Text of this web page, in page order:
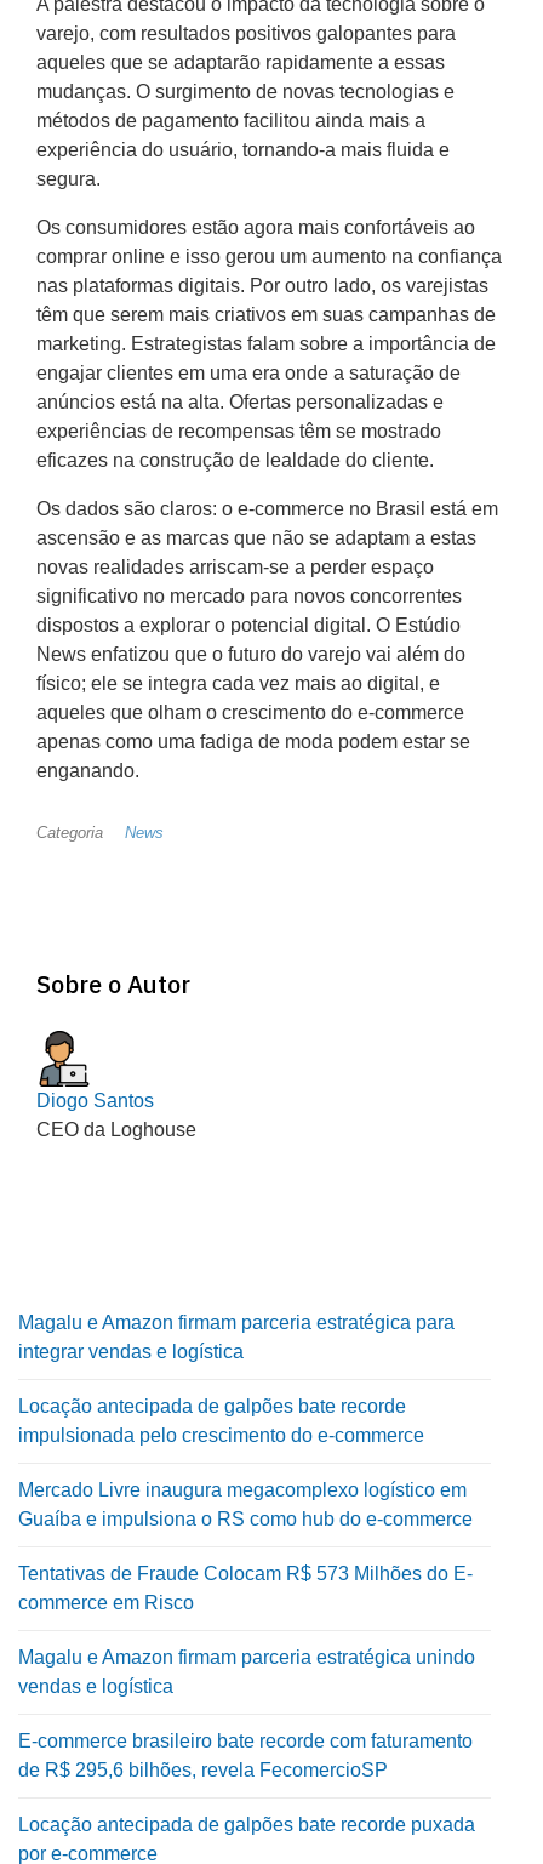
A palestra destacou o impacto da tecnologia sobre o
varejo, com resultados positivos galopantes para
aqueles que se adaptarão rapidamente a essas
mudanças. O surgimento de novas tecnologias e
métodos de pagamento facilitou ainda mais a
experiência do usuário, tornando-a mais fluida e
segura.
Os consumidores estão agora mais confortáveis ao
comprar online e isso gerou um aumento na confiança
nas plataformas digitais. Por outro lado, os varejistas
têm que serem mais criativos em suas campanhas de
marketing. Estrategistas falam sobre a importância de
engajar clientes em uma era onde a saturação de
anúncios está na alta. Ofertas personalizadas e
experiências de recompensas têm se mostrado
eficazes na construção de lealdade do cliente.
Os dados são claros: o e-commerce no Brasil está em
ascensão e as marcas que não se adaptam a estas
novas realidades arriscam-se a perder espaço
significativo no mercado para novos concorrentes
dispostos a explorar o potencial digital. O Estúdio
News enfatizou que o futuro do varejo vai além do
físico; ele se integra cada vez mais ao digital, e
aqueles que olham o crescimento do e-commerce
apenas como uma fadiga de moda podem estar se
enganando.
Categoria News
Sobre o Autor
Diogo Santos
CEO da Loghouse
Magalu e Amazon firmam parceria estratégica para
integrar vendas e logística
Locação antecipada de galpões bate recorde
impulsionada pelo crescimento do e-commerce
Mercado Livre inaugura megacomplexo logístico em
Guaíba e impulsiona o RS como hub do e-commerce
Tentativas de Fraude Colocam R$ 573 Milhões do E-
commerce em Risco
Magalu e Amazon firmam parceria estratégica unindo
vendas e logística
E-commerce brasileiro bate recorde com faturamento
de R$ 295,6 bilhões, revela FecomercioSP
Locação antecipada de galpões bate recorde puxada
por e-commerce